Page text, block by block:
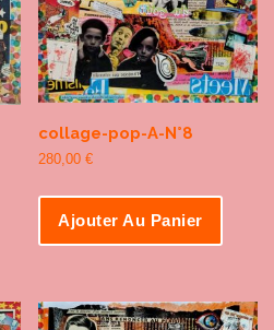
collage-pop-A-N°8
280,00€
Ajouter Au Panier